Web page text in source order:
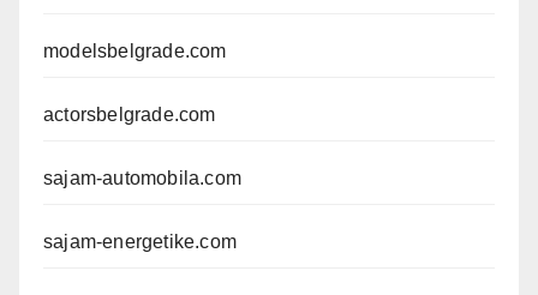
modelsbelgrade.com
actorsbelgrade.com
sajam-automobila.com
sajam-energetike.com